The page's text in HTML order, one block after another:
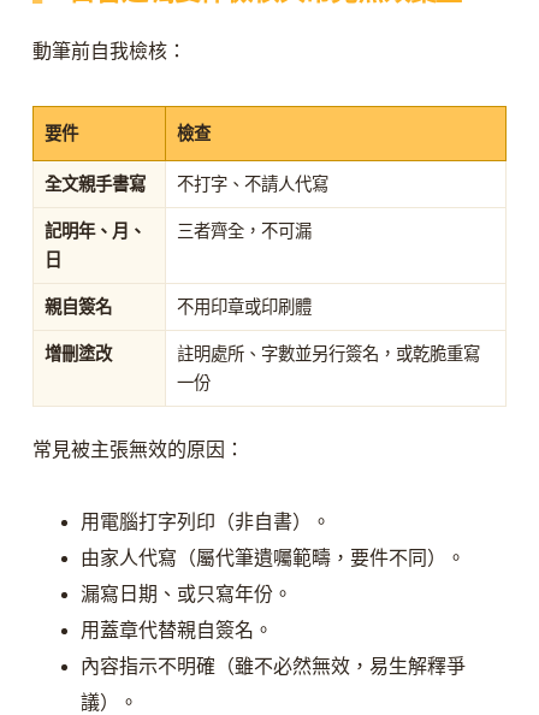
動筆前自我檢核：
要件 檢查
全文親手書寫 不打字、不請人代寫
記明年、月、
日
三者齊全，不可漏
親自簽名 不用印章或印刷體
增刪塗改
註明處所、字數並另行簽名，或乾脆重寫
一份
常見被主張無效的原因：
用電腦打字列印（非自書）。
由家人代寫（屬代筆遺囑範疇，要件不同）。
漏寫日期、或只寫年份。
用蓋章代替親自簽名。
內容指示不明確（雖不必然無效，易生解釋爭
議）。